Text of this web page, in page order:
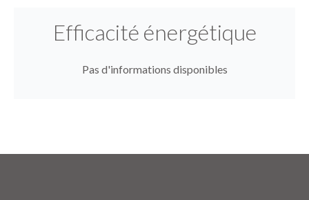
Efficacité énergétique
Pas d'informations disponibles